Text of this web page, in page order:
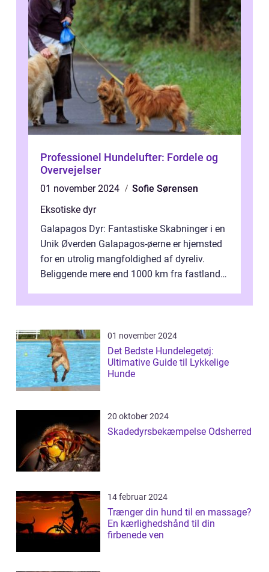
Professionel Hundelufter: Fordele og
Overvejelser
01 november 2024
Sofie Sørensen
Eksotiske dyr
Galapagos Dyr: Fantastiske Skabninger i en
Unik Øverden Galapagos-øerne er hjemsted
for en utrolig mangfoldighed af dyreliv.
Beliggende mere end 1000 km fra fastlandet
01 november 2024
Det Bedste Hundelegetøj:
Ultimative Guide til Lykkelige
Hunde
20 oktober 2024
Skadedyrsbekæmpelse Odsherred
14 februar 2024
Trænger din hund til en massage?
En kærlighedshånd til din
firbenede ven